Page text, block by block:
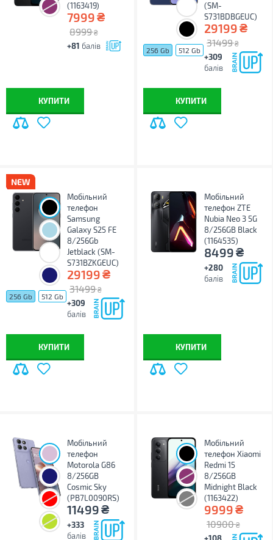
(1163419)
7999₴
8999 ₴
+81 балів
КУПИТИ
(SM-
S731BDBGEUC)
29199₴
31499 ₴
+309
балів
256 Gb 512 Gb
КУПИТИ
Мобільний
телефон
Samsung
Galaxy S25 FE
8/256Gb
Jetblack (SM-
S731BZKGEUC)
29199₴
31499 ₴
+309
балів
256 Gb 512 Gb
КУПИТИ
Мобільний
телефон ZTE
Nubia Neo 3 5G
8/256GB Black
(1164535)
8499₴
+280
балів
КУПИТИ
Мобільний
телефон
Motorola G86
8/256GB
Cosmic Sky
(PB7L0090RS)
11499₴
+333
балів
Мобільний
телефон Xiaomi
Redmi 15
8/256GB
Midnight Black
(1163422)
9999₴
10900 ₴
+108